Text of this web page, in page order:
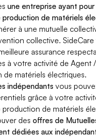
une entreprise ayant
de matériels
à une mutuelle
collective. SideCare
assurance
à votre activité de Agent
de matériels électriques.
indépendants vous
grâce à votre
de matériels
desoffres de
dédiées aux